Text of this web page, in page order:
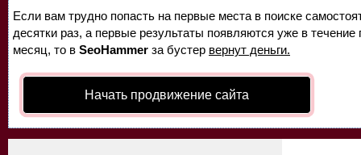
Если вам трудно попасть на первые места в поиске
десятки раз, а первые результаты появляются уже в
месяц, то в SeoHammer за бустер вернут деньги.
Начать продвижение сайта